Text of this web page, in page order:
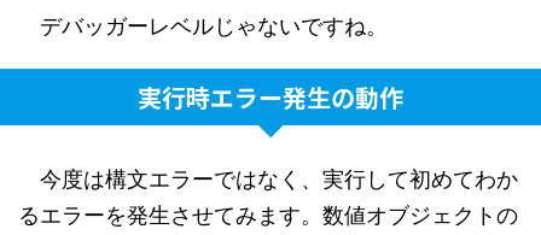
デバッガーレベルじゃないですね。
実行時エラー発生の動作
今度は構文エラーではなく、実行して初めてわか
るエラーを発生させてみます。数値オブジェクトの